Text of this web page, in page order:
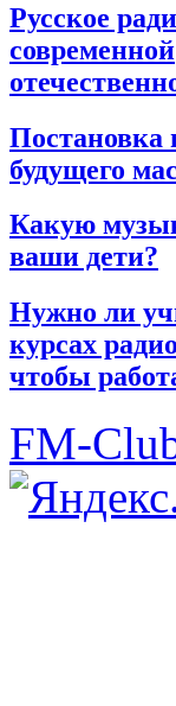
Русское
современной
Постановка
будущего
Какую
ваши дети?
Нужно ли
курсах
чтобы
FM-